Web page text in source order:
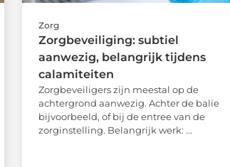
Zorg
Zorgbeveiliging: subtiel
aanwezig, belangrijk tijdens
calamiteiten
Zorgbeveiligers zijn meestal op de
achtergrond aanwezig. Achter de balie
bijvoorbeeld, of bij de entree van de
zorginstelling. Belangrijk werk: ...